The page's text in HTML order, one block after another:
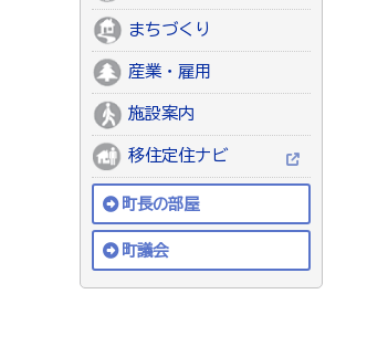
まちづくり
産業・雇用
施設案内
移住定住ナビ
町長の部屋
町議会